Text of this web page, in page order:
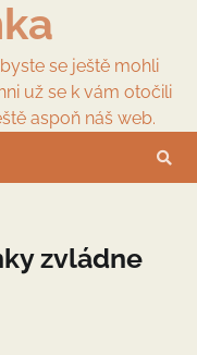
se ještě mohli
už se k vám otočili
aspoň náš web.
zvládne